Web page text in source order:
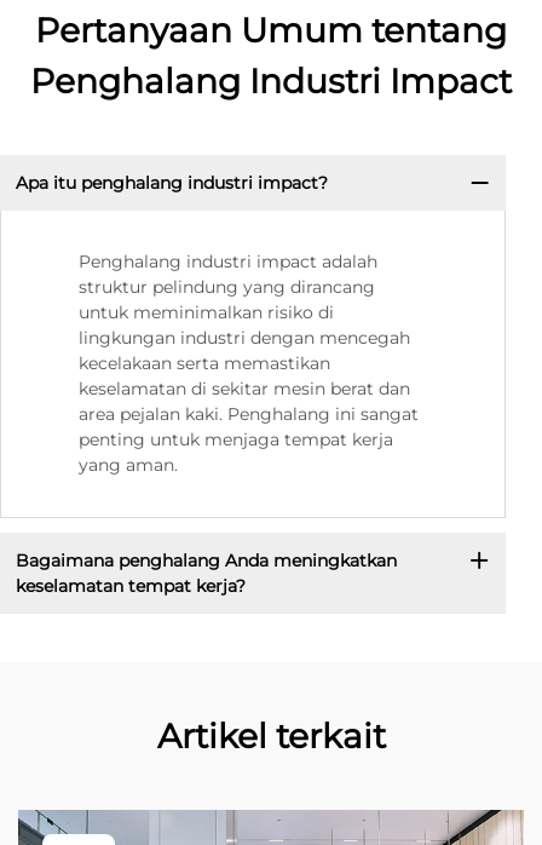
Pertanyaan Umum tentang
Penghalang Industri Impact
Apa itu penghalang industri impact?
Penghalang industri impact adalah
struktur pelindung yang dirancang
untuk meminimalkan risiko di
lingkungan industri dengan mencegah
kecelakaan serta memastikan
keselamatan di sekitar mesin berat dan
area pejalan kaki. Penghalang ini sangat
penting untuk menjaga tempat kerja
yang aman.
Bagaimana penghalang Anda meningkatkan
keselamatan tempat kerja?
Artikel terkait